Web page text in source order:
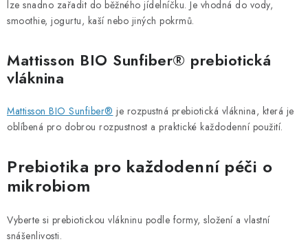
lze snadno zařadit do běžného jídelníčku. Je vhodná do vody,
smoothie, jogurtu, kaší nebo jiných pokrmů.
Mattisson BIO Sunfiber® prebiotická
vláknina
Mattisson BIO Sunfiber® je rozpustná prebiotická vláknina, která je
oblíbená pro dobrou rozpustnost a praktické každodenní použití.
Prebiotika pro každodenní péči o
mikrobiom
Vyberte si prebiotickou vlákninu podle formy, složení a vlastní
snášenlivosti.